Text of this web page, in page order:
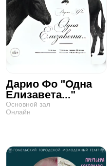
Дарио Фо "Одна
Елизавета..."
Основной зал
Онлайн